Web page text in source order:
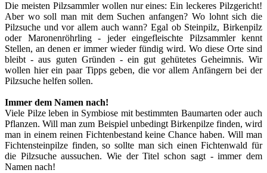
Die meisten Pilzsammler wollen nur eines: Ein leckeres Pilzgericht!
Aber wo soll man mit dem Suchen anfangen? Wo lohnt sich die
Pilzsuche und vor allem auch wann? Egal ob Steinpilz, Birkenpilz
oder Maronenröhrling - jeder eingefleischte Pilzsammler kennt
Stellen, an denen er immer wieder fündig wird. Wo diese Orte sind
bleibt - aus guten Gründen - ein gut gehütetes Geheimnis. Wir
wollen hier ein paar Tipps geben, die vor allem Anfängern bei der
Pilzsuche helfen sollen.
Immer dem Namen nach!
Viele Pilze leben in Symbiose mit bestimmten Baumarten oder auch
Pflanzen. Will man zum Beispiel unbedingt Birkenpilze finden, wird
man in einem reinen Fichtenbestand keine Chance haben. Will man
Fichtensteinpilze finden, so sollte man sich einen Fichtenwald für
die Pilzsuche aussuchen. Wie der Titel schon sagt - immer dem
Namen nach!